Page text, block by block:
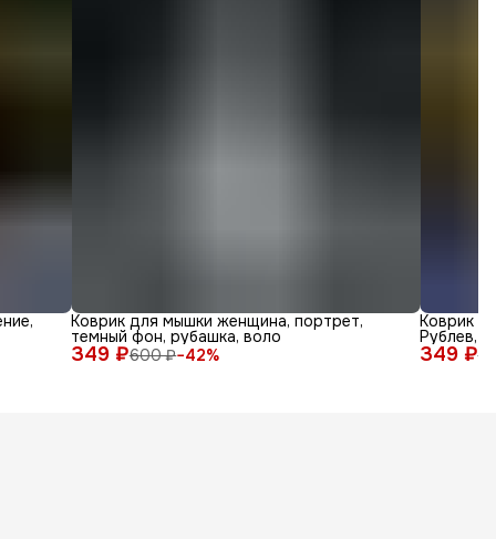
349 ₽600 ₽−42%
Коврик для мышки женщина, портрет,
темный фон, рубашка, воло
349 ₽
Коврик
Рублев,